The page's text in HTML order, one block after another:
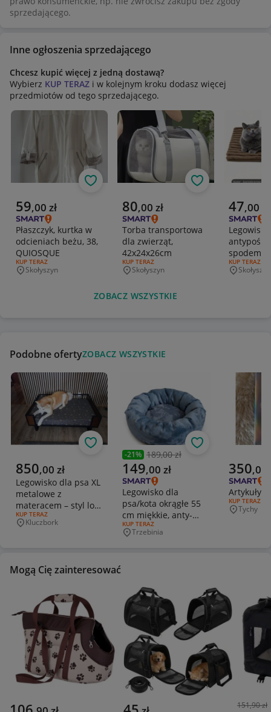
sprzedającego.
Inne ogłoszenia sprzedającego
Chcesz kupić więcej z jedną dostawą?
Wybierz KUP TERAZ i w kolejnym kroku dodasz więcej
przedmiotów od tego sprzedającego.
Aktualna cena
59,00 zł
Płaszczyk, kurtka w
odcieniach beżu, 38,
QUIOSQUE
RODZAJ OFERTY:
KUP TERAZ
Miejscowość
Skołyszyn
Obserwuj
Aktualna cena
80,00 zł
Torba transportowa
dla zwierząt,
42x24x26cm
RODZAJ OFERTY:
KUP TERAZ
Miejscowość
Skołyszyn
Obserwuj
Aktualna
47,00
spodem,
RODZAJ
KUP TERAZ
Skołyszyn
ZOBACZ WSZYSTKIE
Podobne ofertyZOBACZ WSZYSTKIE
Aktualna cena
850,00 zł
Legowisko dla psa XL
metalowe z
materacem – styl loft
PREMIUM
RODZAJ OFERTY:
KUP TERAZ
Miejscowość
Kluczbork
Obserwuj
Poprzednia cena
-21% 189,00 zł
Aktualna cena
149,00 zł
Legowisko dla
psa/kota okrągłe 55
cm miękkie, anty-
pazur, welurowe
HandMade
RODZAJ OFERTY:
KUP TERAZ
Miejscowość
Trzebinia
Obserwuj
Aktualna
350,00
Artykuły
RODZAJ
KUP TERAZ
Tychy
Mogą Cię zainteresować
151,90 zł